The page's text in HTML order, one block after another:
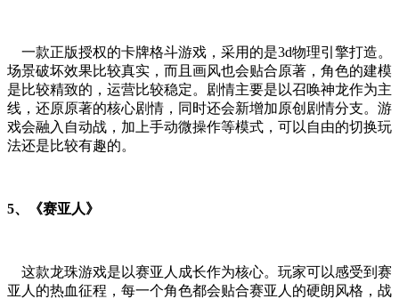
一款正版授权的卡牌格斗游戏，采用的是3d物理引擎打造。
场景破坏效果比较真实，而且画风也会贴合原著，角色的建模
是比较精致的，运营比较稳定。剧情主要是以召唤神龙作为主
线，还原原著的核心剧情，同时还会新增加原创剧情分支。游
戏会融入自动战，加上手动微操作等模式，可以自由的切换玩
法还是比较有趣的。
5、《赛亚人》
这款龙珠游戏是以赛亚人成长作为核心。玩家可以感受到赛
亚人的热血征程，每一个角色都会贴合赛亚人的硬朗风格，战